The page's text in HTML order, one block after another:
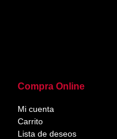
Compra Online
Mi cuenta
Carrito
Lista de deseos